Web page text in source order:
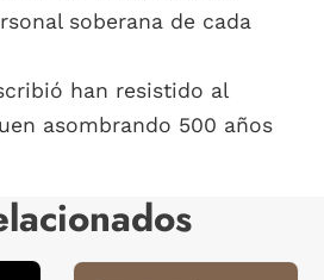
soberana de cada
han resistido al
asombrando 500 años